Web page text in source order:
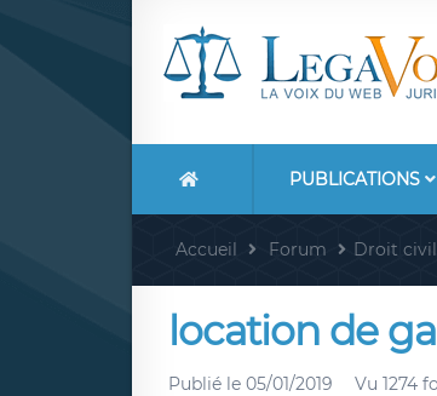
PUBLICATIONS
Accueil Forum Droit
location de
Publié le 05/01/2019 Vu 1274